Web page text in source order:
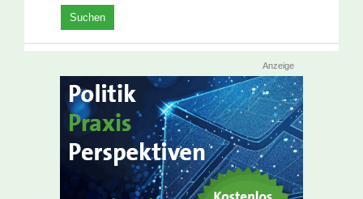
Anzeige